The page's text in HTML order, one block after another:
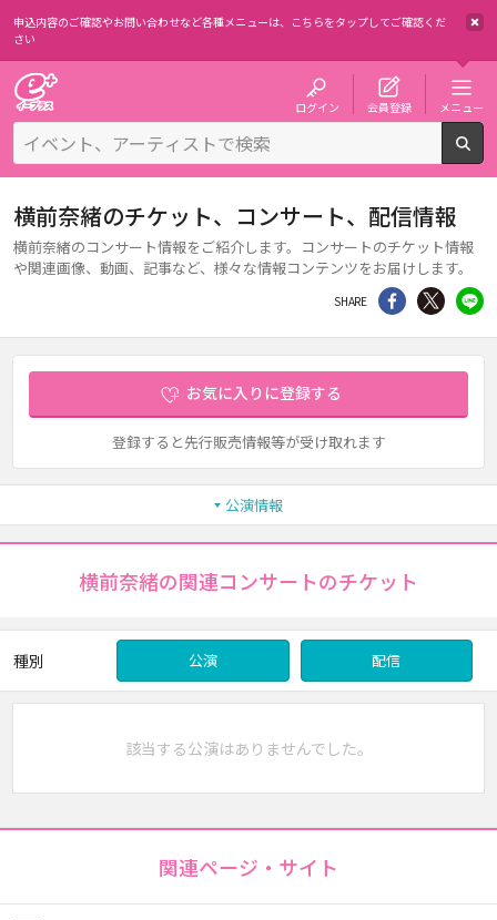
申込内容のご確認やお問い合わせなど各種メニューは、 こちらをタップしてご確認くだ
さい
ログイン 会員登録 メニュー
横前奈緒のチケット、コンサート、配信情報
横前奈緒のコンサート情報をご紹介します。コンサートのチケット情報
や関連画像、動画、記事など、様々な情報コンテンツをお届けします。
SHARE シェア Twitter
お気に入りに登録する
登録すると先行販売情報等が受け取れます
公演情報
横前奈緒の関連コンサートのチケット
種別 公演 配信
該当する公演はありませんでした。
関連ページ・サイト